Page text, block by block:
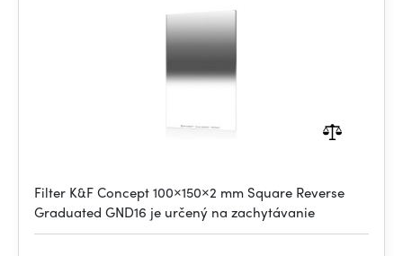
Filter K&F Concept 100×150×2 mm Square Reverse
Graduated GND16 je určený na zachytávanie